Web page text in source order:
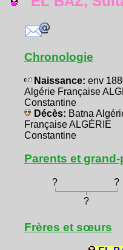
Chronologie
Naissance: env
Algérie Française
Constantine
Décès: Batna
Française ALGÉRIE
Constantine
Parents et
? ?
?
Frères et sœurs